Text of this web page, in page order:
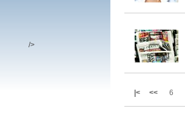
|< << 6
/>